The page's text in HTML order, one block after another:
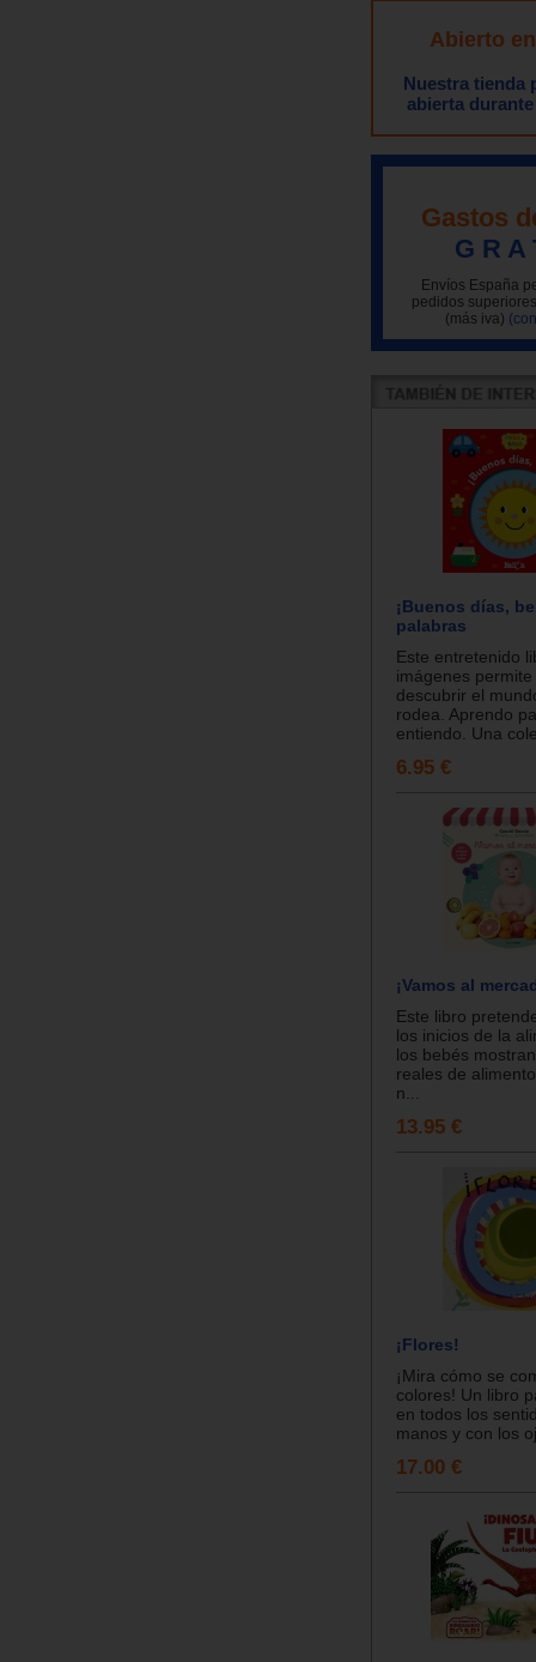
Abierto
Nuestra tienda
abierta
Gastos
G R A
Envíos España
pedidos
(más iva)
¡Buenos días,
palabras
Este entretenido
imágenes
descubrir el
rodea. Aprendo
entiendo. Una
6.95 €
¡Vamos al
Este libro
los inicios de la
los bebés
reales de
n...
13.95 €
¡Flores!
¡Mira cómo se
colores! Un libro
en todos los
manos y con los
17.00 €